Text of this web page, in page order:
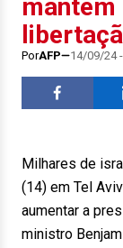
PorAFP 14/09/24
Milhares de
(14) em Tel
aumentar a
ministro